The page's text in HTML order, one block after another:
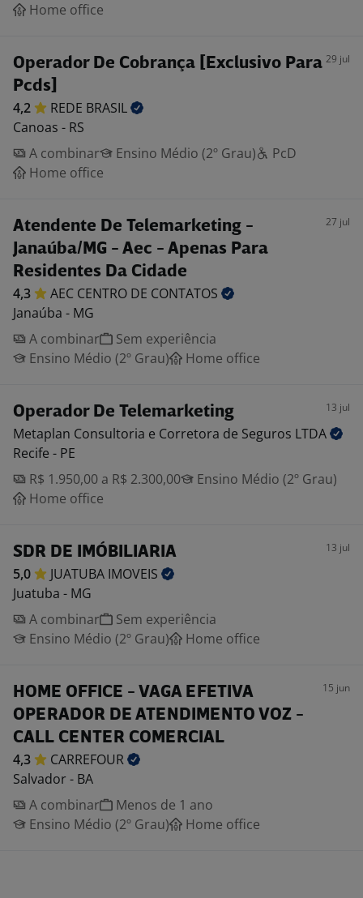
Home office
Operador De Cobrança [Exclusivo Para
Pcds]
29 jul
4,2 REDE BRASIL
Canoas - RS
A combinar
Ensino Médio (2º Grau)
PcD
Home office
Atendente De Telemarketing -
Janaúba/MG - Aec - Apenas Para
Residentes Da Cidade
27 jul
4,3 AEC CENTRO DE CONTATOS
Janaúba - MG
A combinar
Sem experiência
Ensino Médio (2º Grau)
Home office
Operador De Telemarketing 13 jul
Metaplan Consultoria e Corretora de Seguros LTDA
Recife - PE
R$ 1.950,00 a R$ 2.300,00
Ensino Médio (2º Grau)
Home office
SDR DE IMÓBILIARIA 13 jul
5,0 JUATUBA IMOVEIS
Juatuba - MG
A combinar
Sem experiência
Ensino Médio (2º Grau)
Home office
HOME OFFICE - VAGA EFETIVA
OPERADOR DE ATENDIMENTO VOZ -
CALL CENTER COMERCIAL
15 jun
4,3
CARREFOUR
Salvador - BA
A combinar
Menos de 1 ano
Ensino Médio (2º Grau)
Home office